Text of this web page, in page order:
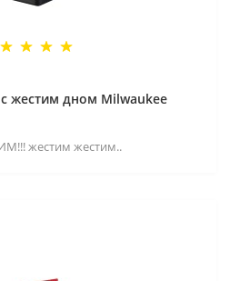
жестим дном Milwaukee
жестим жестим..